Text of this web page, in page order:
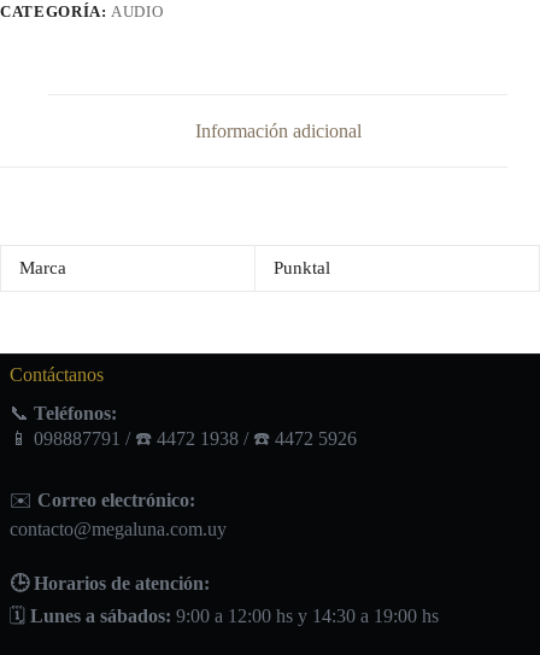
cantidad
CATEGORÍA: AUDIO
Información adicional
Marca Punktal
Contáctanos
📞 Teléfonos:
📱 098887791 / ☎️ 4472 1938 / ☎️ 4472 5926
✉️ Correo electrónico:
contacto@megaluna.com.uy
🕒 Horarios de atención:
🗓️ Lunes a sábados: 9:00 a 12:00 hs y 14:30 a 19:00 hs